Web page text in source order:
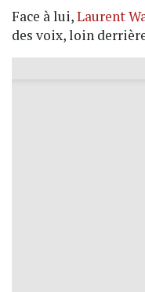
Face à lui,Laurent
des voix, loin